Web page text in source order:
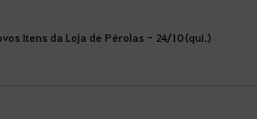
Itens da Loja de Pérolas - 24/10 (qui.)